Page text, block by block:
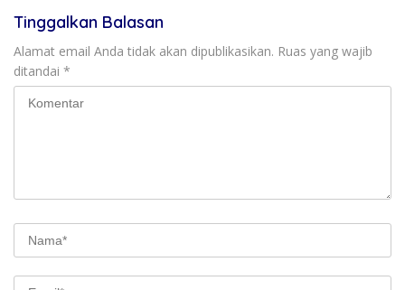
Tinggalkan Balasan
Alamat email Anda tidak akan dipublikasikan. Ruas yang wajib
ditandai *